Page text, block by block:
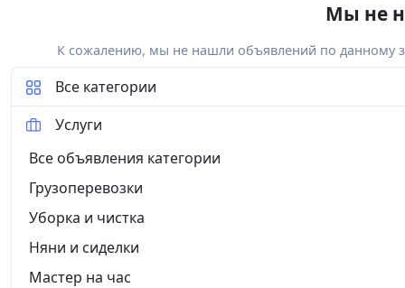
Мы не
К сожалению, мы не нашли объявлений по данному
Все категории
Услуги
Все объявления категории
Грузоперевозки
Уборка и чистка
Няни и сиделки
Мастер на час